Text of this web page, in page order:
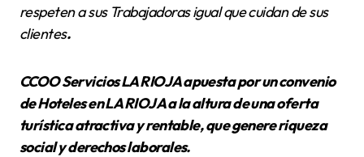
respeten a sus Trabajadoras igual que cuidan de sus
clientes.
CCOO Servicios LA RIOJA apuesta por un convenio
de Hoteles en LA RIOJA a la altura de una oferta
turística atractiva y rentable, que genere riqueza
social y derechos laborales.